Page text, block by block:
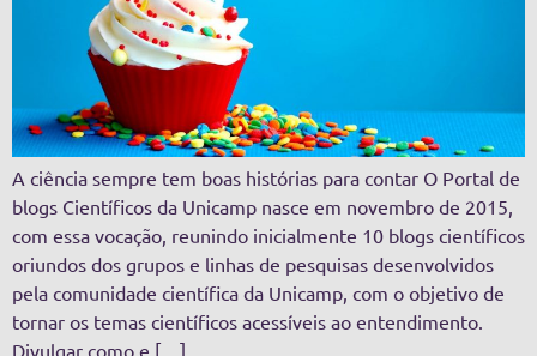
A ciência sempre tem boas histórias para contar O Portal de
blogs Científicos da Unicamp nasce em novembro de 2015,
com essa vocação, reunindo inicialmente 10 blogs científicos
oriundos dos grupos e linhas de pesquisas desenvolvidos
pela comunidade científica da Unicamp, com o objetivo de
tornar os temas científicos acessíveis ao entendimento.
Divulgar como e […]